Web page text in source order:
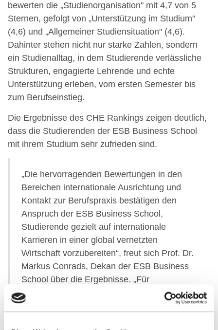
bewerten die „Studienorganisation" mit 4,7 von 5
Sternen, gefolgt von „Unterstützung im Studium"
(4,6) und „Allgemeiner Studiensituation" (4,6).
Dahinter stehen nicht nur starke Zahlen, sondern
ein Studienalltag, in dem Studierende verlässliche
Strukturen, engagierte Lehrende und echte
Unterstützung erleben, vom ersten Semester bis
zum Berufseinstieg.
Die Ergebnisse des CHE Rankings zeigen deutlich,
dass die Studierenden der ESB Business School
mit ihrem Studium sehr zufrieden sind.
„Die hervorragenden Bewertungen in den
Bereichen internationale Ausrichtung und
Kontakt zur Berufspraxis bestätigen den
Anspruch der ESB Business School,
Studierende gezielt auf internationale
Karrieren in einer global vernetzten
Wirtschaft vorzubereiten“, freut sich Prof. Dr.
Markus Conrads, Dekan der ESB Business
School über die Ergebnisse. „Für
Studieninteressierte zeigt das Ranking, dass
sie an der ESB nicht nur eine akademisch